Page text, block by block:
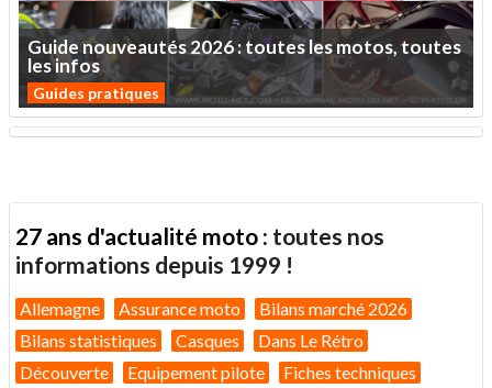
Guidenouveautés2026:touteslesmotos,toutes
lesinfos
Guides pratiques
27 ans d'actualité moto : toutes nos
informations depuis 1999 !
Allemagne Assurance moto
Bilans marché 2026
Bilans statistiques
Casques
Dans Le Rétro
Découverte
Equipement pilote Fiches techniques